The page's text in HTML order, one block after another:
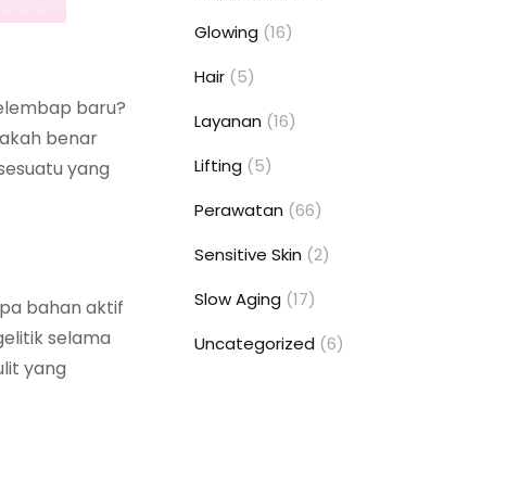
baru?
benar
yang
bahan aktif
selama
yang
Glowing (16)
Hair (5)
Layanan (16)
Lifting (5)
Perawatan (66)
Sensitive Skin (2)
Slow Aging (17)
Uncategorized (6)